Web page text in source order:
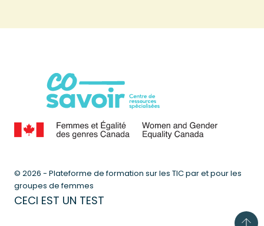
© 2026 - Plateforme de formation sur les TIC par et pour les
groupes de femmes
CECI EST UN TEST